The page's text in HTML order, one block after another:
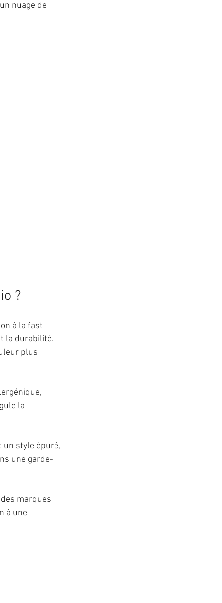
nuage de
?
à la fast
la durabilité.
plus
la
un style épuré,
une garde-
marques
à une